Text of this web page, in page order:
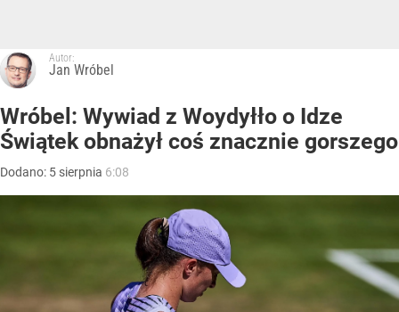
Autor:
Jan Wróbel
Wróbel: Wywiad z Woydyłło o Idze
Świątek obnażył coś znacznie gorszego
Dodano: 5 sierpnia 6:08